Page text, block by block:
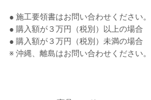
● 施工要領書はお問い合わせください。
● 購入額が３万円（税別）以上の場合
● 購入額が３万円（税別）未満の場合
※ 沖縄、離島はお問い合わせください。